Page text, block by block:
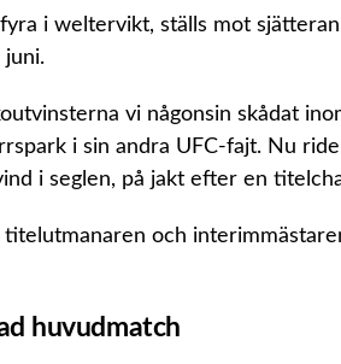
i weltervikt, ställs mot
juni.
vi någonsin skådat
i sin andra UFC-fajt. Nu
i seglen, på jakt efter en
och
huvudmatch